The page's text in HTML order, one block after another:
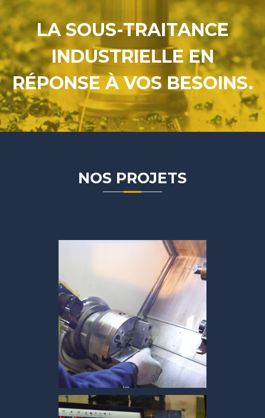
LA SOUS-TRAITANCE
INDUSTRIELLE EN
RÉPONSE À VOS BESOINS.
NOS PROJETS